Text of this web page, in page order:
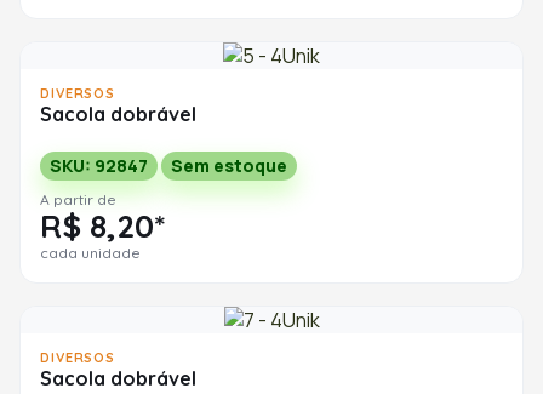
DIVERSOS
Sacola dobrável
SKU: 92847 Sem estoque
A partir de
R$ 8,20*
cada unidade
DIVERSOS
Sacola dobrável